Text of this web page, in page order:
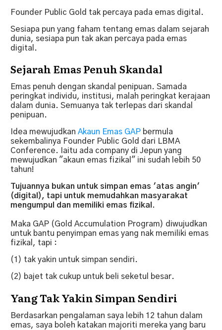
Founder Public Gold tak percaya pada emas digital.
Sesiapa pun yang faham tentang emas dalam sejarah
dunia, sesiapa pun tak akan percaya pada emas
digital.
Sejarah Emas Penuh Skandal
Emas penuh dengan skandal penipuan. Samada
peringkat individu, institusi, malah peringkat kerajaan
dalam dunia. Semuanya tak terlepas dari skandal
penipuan.
Idea mewujudkan Akaun Emas GAP bermula
sekembalinya Founder Public Gold dari LBMA
Conference. Iaitu ada company di Jepun yang
mewujudkan "akaun emas fizikal" ini sudah lebih 50
tahun!
Tujuannya bukan untuk simpan emas 'atas angin'
(digital), tapi untuk memudahkan masyarakat
mengumpul dan memiliki emas fizikal.
Maka GAP (Gold Accumulation Program) diwujudkan
untuk bantu penyimpan emas yang nak memiliki emas
fizikal, tapi :
(1) tak yakin untuk simpan sendiri.
(2) bajet tak cukup untuk beli seketul besar.
Yang Tak Yakin Simpan Sendiri
Berdasarkan pengalaman saya lebih 12 tahun dalam
emas, saya boleh katakan majoriti mereka yang baru